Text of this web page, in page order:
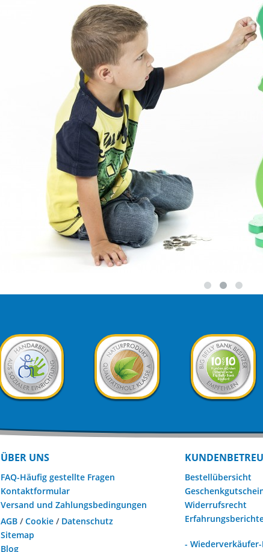
ÜBER UNS
FAQ-Häufig gestellte Fragen
Kontaktformular
Versand und Zahlungsbedingungen
AGB/Cookie/ Datenschutz
Sitemap
Blog
Bestellübersicht
Widerrufsrecht
-